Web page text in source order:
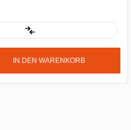
IN DEN WARENKORB